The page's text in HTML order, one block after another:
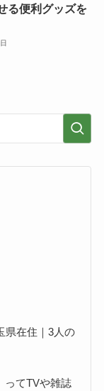
る便利グッズを
県在住｜3人の
ってTVや雑誌